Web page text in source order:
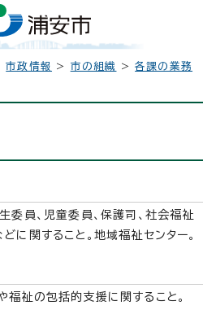
市政情報 > 市の組織 >各課の業務
委員、児童委員、保護司、社会福祉
に関すること。地域福祉センター。
祉の包括的支援に関すること。